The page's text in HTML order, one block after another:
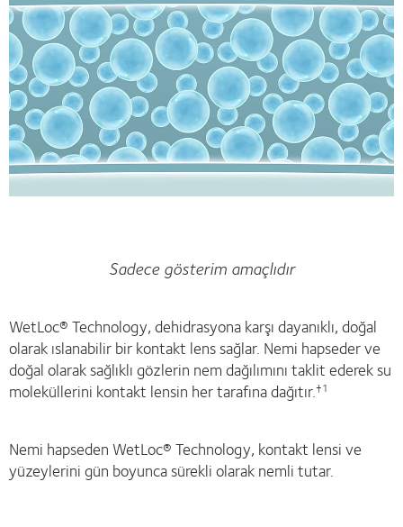
Sadece gösterim amaçlıdır
WetLoc® Technology, dehidrasyona karşı dayanıklı, doğal
olarak ıslanabilir bir kontakt lens sağlar. Nemi hapseder ve
doğal olarak sağlıklı gözlerin nem dağılımını taklit ederek su
moleküllerini kontakt lensin her tarafına dağıtır.†1
Nemi hapseden WetLoc® Technology, kontakt lensi ve
yüzeylerini gün boyunca sürekli olarak nemli tutar.